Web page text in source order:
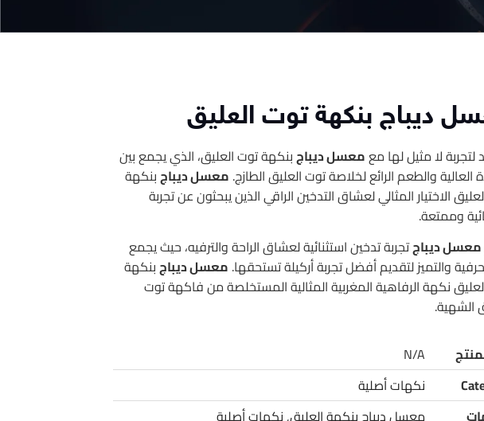
ديباج بنكهة توت العليق
لتجربة لا مثيل لها معمعسل ديباجبنكهة توت العليق، الذي يجمع بين
العالية والطعم الرائع لخلاصة توت العليق الطازج. معسل ديباجبنكهة
الاختيار المثالي لعشاق التدخين الراقي الذين يبحثون عن تجربة
وممتعة.
معسل ديباجتجربة تدخين استثنائية لعشاق الراحة والترفيه، حيث يجمع
والتميز لتقديم أفضل تجربة أركيلة تستحقها. معسل ديباجبنكهة
نكهة الرفاهية المغربية المثالية المستخلصة من فاكهة توت
الشهية.
N/A
نكهات أصلية
معسل ديباج بنكهة العليق,نكهات أصلية